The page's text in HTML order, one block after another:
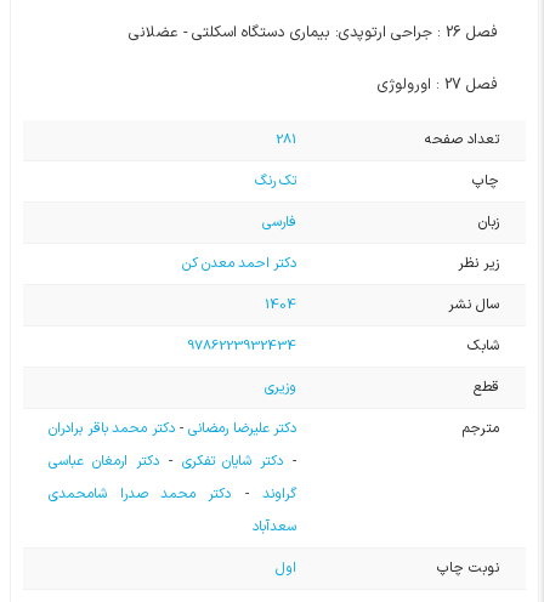
فصل 26 : جراحی ارتوپدی: بیماری دستگاه اسکلتی - عضلانی
فصل 27 : اورولوژی
تعداد صفحه
281
چاپ
تک رنگ
زبان
فارسی
زیر نظر
دکتر احمد معدن کن
سال نشر
1404
شابک
9786223932434
قطع
وزیری
مترجم
دکتر علیرضا رمضانی-دکتر محمد باقر برادران
- دکتر شایان تفکری - دکتر ارمغان عباسی
گراوند- دکتر محمد صدرا شامحمدی
سعدآباد
نوبت چاپ
اول